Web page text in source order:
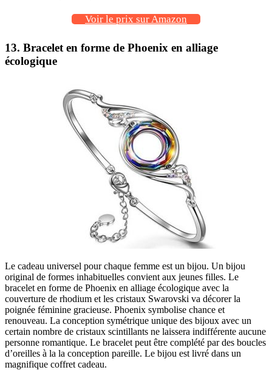
Voir le prix sur Amazon
13. Bracelet en forme de Phoenix en alliage
écologique
Le cadeau universel pour chaque femme est un bijou. Un bijou
original de formes inhabituelles convient aux jeunes filles. Le
bracelet en forme de Phoenix en alliage écologique avec la
couverture de rhodium et les cristaux Swarovski va décorer la
poignée féminine gracieuse. Phoenix symbolise chance et
renouveau. La conception symétrique unique des bijoux avec un
certain nombre de cristaux scintillants ne laissera indifférente aucune
personne romantique. Le bracelet peut être complété par des boucles
d’oreilles à la la conception pareille. Le bijou est livré dans un
magnifique coffret cadeau.